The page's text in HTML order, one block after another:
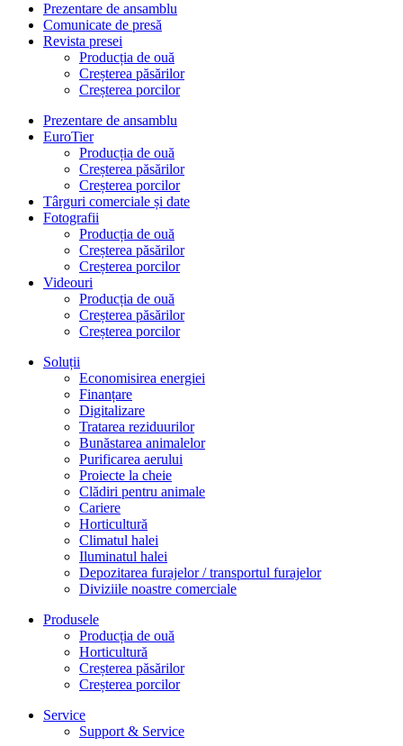
Prezentare de ansamblu
Comunicate de presă
Revista presei
Producția de ouă
Creșterea păsărilor
Creșterea porcilor
Prezentare de ansamblu
EuroTier
Producția de ouă
Creșterea păsărilor
Creșterea porcilor
Târguri comerciale și date
Fotografii
Producția de ouă
Creșterea păsărilor
Creșterea porcilor
Videouri
Producția de ouă
Creșterea păsărilor
Creșterea porcilor
Soluții
Economisirea energiei
Finanțare
Digitalizare
Tratarea reziduurilor
Bunăstarea animalelor
Purificarea aerului
Proiecte la cheie
Clădiri pentru animale
Cariere
Horticultură
Climatul halei
Iluminatul halei
Depozitarea furajelor / transportul furajelor
Diviziile noastre comerciale
Produsele
Producția de ouă
Horticultură
Creșterea păsărilor
Creșterea porcilor
Service
Support & Service